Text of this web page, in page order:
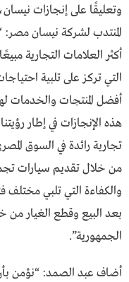
وتعليقًا على إنجازات
المنتدب لشركة نيسان
التي تركز على تلبية
أفضل المنتجات والخدمات
هذه الإنجازات في إطار
تجارية رائدة في السوق
من خلال تقديم سيارات تجمع
والكفاءة التي تلبي
بعد البيع وقطع الغيار من
الجمهورية”.